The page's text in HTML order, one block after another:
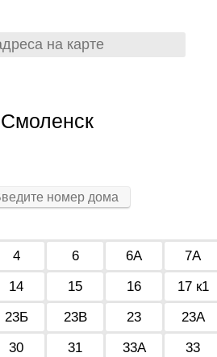
4 6 6А 7А
14 15 16 17 к1
23Б 23В 23 23А
30 31 33А 33